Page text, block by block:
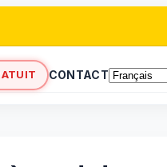
CONTACT